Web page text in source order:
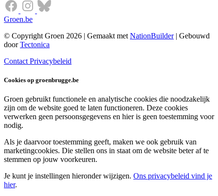
Groen.be
© Copyright Groen 2026 | Gemaakt met NationBuilder| Gebouwd
doorTectonica
Contact Privacybeleid
Cookies op groenbrugge.be
Groen gebruikt functionele en analytische cookies die noodzakelijk
zijn om de website goed te laten functioneren. Deze cookies
verwerken geen persoonsgegevens en hier is geen toestemming voor
nodig.
Als je daarvoor toestemming geeft, maken we ook gebruik van
marketingcookies. Die stellen ons in staat om de website beter af te
stemmen op jouw voorkeuren.
Je kunt je instellingen hieronder wijzigen. Ons privacybeleid vind je
hier.